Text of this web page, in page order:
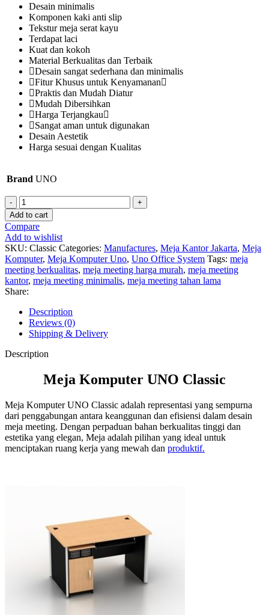
Desain minimalis
Komponen kaki anti slip
Tekstur meja serat kayu
Terdapat laci
Kuat dan kokoh
Material Berkualitas dan Terbaik
Desain sangat sederhana dan minimalis
Fitur Khusus untuk Kenyamanan
Praktis dan Mudah Diatur
Mudah Dibersihkan
Harga Terjangkau
Sangat aman untuk digunakan
Desain Aestetik
Harga sesuai dengan Kualitas
Brand UNO
Meja
Komputer
UNO
Classic
quantity
Add to cart
Compare
Add to wishlist
SKU: Classic Categories: Manufactures, Meja Kantor Jakarta, Meja
Komputer, Meja Komputer Uno, Uno Office System Tags: meja
meeting berkualitas, meja meeting harga murah, meja meeting
kantor, meja meeting minimalis, meja meeting tahan lama
Share:
Description
Reviews (0)
Shipping & Delivery
Description
Meja Komputer UNO Classic
Meja Komputer UNO Classic adalah representasi yang sempurna
dari penggabungan antara keanggunan dan efisiensi dalam desain
meja meeting. Dengan perpaduan bahan berkualitas tinggi dan
estetika yang elegan, Meja adalah pilihan yang ideal untuk
menciptakan ruang kerja yang mewah dan produktif.